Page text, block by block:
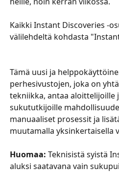
​Kaikki Instant Discoveries -
välilehdeltä kohdasta
​​Tämä uusi ja
perhesivustojen, joka on
tekniikka, antaa aloittelijoille
sukututkijoille
manuaaliset prosessit ja
muutamalla yksinkertaisella
​Huomaa: Teknisistä syistä
aluksi saatavana vain